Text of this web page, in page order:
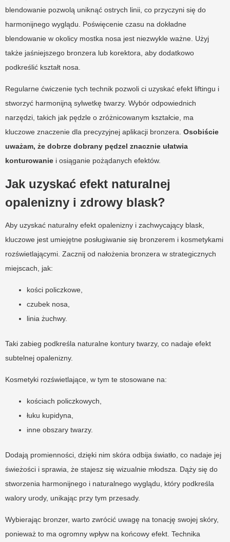
blendowanie pozwolą uniknąć ostrych linii, co przyczyni się do
harmonijnego wyglądu. Poświęcenie czasu na dokładne
blendowanie w okolicy mostka nosa jest niezwykle ważne. Użyj
także jaśniejszego bronzera lub korektora, aby dodatkowo
podkreślić kształt nosa.
Regularne ćwiczenie tych technik pozwoli ci uzyskać efekt liftingu i
stworzyć harmonijną sylwetkę twarzy. Wybór odpowiednich
narzędzi, takich jak pędzle o zróżnicowanym kształcie, ma
kluczowe znaczenie dla precyzyjnej aplikacji bronzera. Osobiście
uważam, że dobrze dobrany pędzel znacznie ułatwia
konturowanie i osiąganie pożądanych efektów.
Jak uzyskać efekt naturalnej
opalenizny i zdrowy blask?
Aby uzyskać naturalny efekt opalenizny i zachwycający blask,
kluczowe jest umiejętne posługiwanie się bronzerem i kosmetykami
rozświetlającymi. Zacznij od nałożenia bronzera w strategicznych
miejscach, jak:
kości policzkowe,
czubek nosa,
linia żuchwy.
Taki zabieg podkreśla naturalne kontury twarzy, co nadaje efekt
subtelnej opalenizny.
Kosmetyki rozświetlające, w tym te stosowane na:
kościach policzkowych,
łuku kupidyna,
inne obszary twarzy.
Dodają promienności, dzięki nim skóra odbija światło, co nadaje jej
świeżości i sprawia, że stajesz się wizualnie młodsza. Dąży się do
stworzenia harmonijnego i naturalnego wyglądu, który podkreśla
walory urody, unikając przy tym przesady.
Wybierając bronzer, warto zwrócić uwagę na tonację swojej skóry,
ponieważ to ma ogromny wpływ na końcowy efekt. Technika